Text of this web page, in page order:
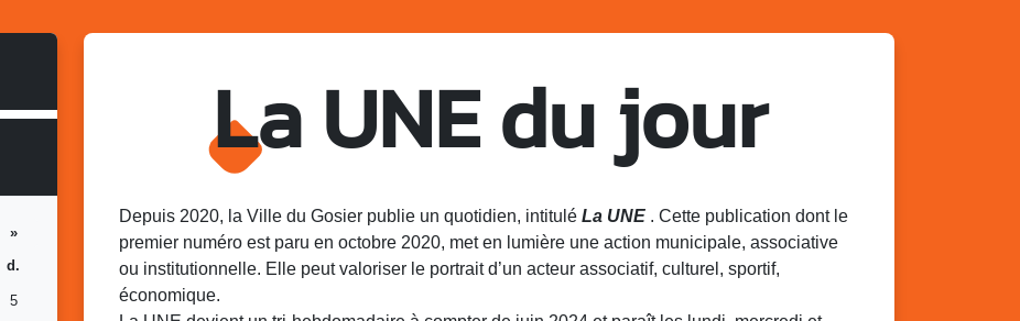
»
d.
5
La UNE du jour
Depuis 2020, la Ville du Gosier publie un quotidien, intitulé La UNE . Cette publication dont le
premier numéro est paru en octobre 2020, met en lumière une action municipale, associative
ou institutionnelle. Elle peut valoriser le portrait d’un acteur associatif, culturel, sportif,
économique.